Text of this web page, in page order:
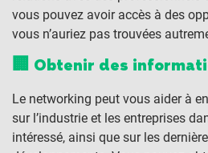
vous pouvez avoir accès à des
vous n’auriez pas trouvées
🏢 Obtenir des
Le networking peut vous aider à
sur l’industrie et les entreprises
intéressé, ainsi que sur les